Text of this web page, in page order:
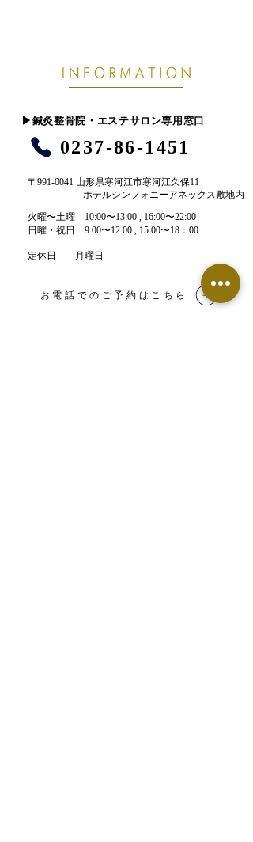
​▶︎鍼灸整骨院・エステサロン専用窓口
0237-86-1451
〒991-0041 山形県寒河江市寒河江久保11
ホテルシンフォニーアネックス敷地内
​火曜〜土曜 10:00〜13:00 , 16:00〜22:00​
​日曜・祝日 9:00〜12:00 , 15:00〜18：00
定休日 月曜日
お電話でのご予約はこちら